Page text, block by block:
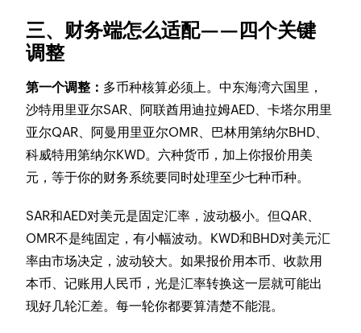
三、财务端怎么适配——四个关键
调整
第一个调整： 多币种核算必须上。中东海湾六国里，
沙特用里亚尔SAR、阿联酋用迪拉姆AED、卡塔尔用里
亚尔QAR、阿曼用里亚尔OMR、巴林用第纳尔BHD、
科威特用第纳尔KWD。六种货币，加上你报价用美
元，等于你的财务系统要同时处理至少七种币种。
SAR和AED对美元是固定汇率，波动极小。但QAR、
OMR不是纯固定，有小幅波动。KWD和BHD对美元汇
率由市场决定，波动较大。如果报价用本币、收款用
本币、记账用人民币，光是汇率转换这一层就可能出
现好几轮汇差。每一轮你都要算清楚不能混。